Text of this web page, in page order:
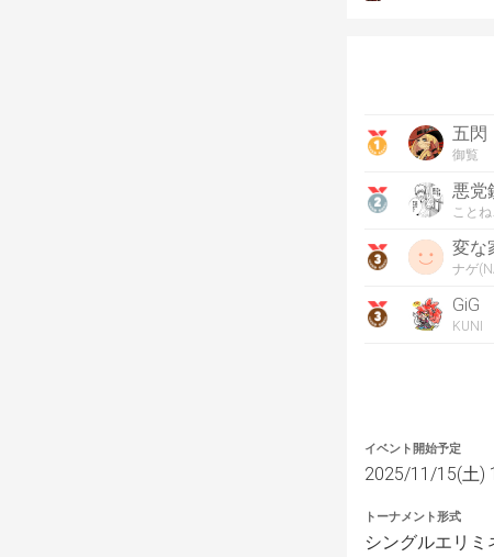
五閃
御覧
悪党
こと
変な
ナゲ
GiG
KUNI
イベント開始予定
2025/11/15(土)
トーナメント形式
シングルエリミ